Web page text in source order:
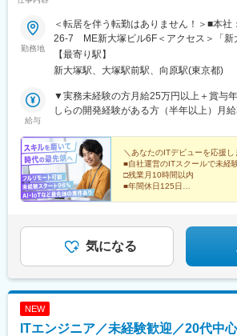
勤務地
＜転居を伴う転勤はありません！＞■本
26-7 ME新大塚ビル6F＜アクセス＞「新
「大塚駅」より徒歩6分【研修後のプロ
ト、もしくは東京23区を中心とした東京
す。※すべて徒歩10分以内の駅チカオフィ
煙☆在宅勤務や完全在宅（フルリモート）
【最寄り駅】
新大塚駅、大塚駅前駅、向原駅(東京都)
給与
▼実務未経験の方月給25万円以上＋賞与
しらの開発経験がある方（半年以上）月
には一律支給の住宅手当2万円を含みます
試用期間6カ月あり（期間中は月給23万円
に変更なし）☆経験がある方は、現職・前
を決定します。☆明確な評価制度あるため
て評価します。【年収例】年収600万円（
＼あなたのITデビューを応援し
■自社運営のITスクールで未経
□残業月10時間以内
■年間休日125日
■ゆくゆくは年収600万円も目指
気になる
NEW
ITエンジニア／未経験歓迎／20代中